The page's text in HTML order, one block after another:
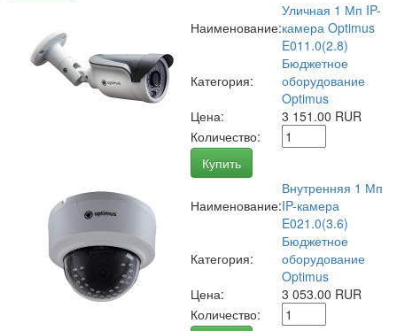
Наименование:
Уличная 1 Мп IP-
камера Optimus
E011.0(2.8)
Категория:
Бюджетное
оборудование
Optimus
Цена:
3 151.00 RUR
Количество:
Купить
Наименование:
Внутренняя 1 Мп
IP-камера
E021.0(3.6)
Категория:
Бюджетное
оборудование
Optimus
Цена:
3 053.00 RUR
Количество: